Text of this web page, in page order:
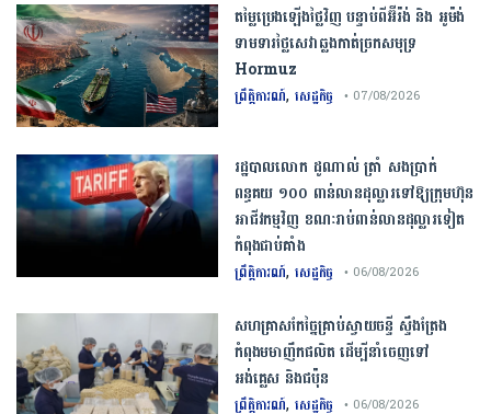
តម្លៃប្រេងឡើងថ្លៃវិញ បន្ទាប់ពីអ៊ីរ៉ង់ និង អូម៉ង់
ទាមទារថ្លៃសេវាឆ្លងកាត់ច្រកសមុទ្រ
Hormuz
ព្រឹត្តិការណ៍, សេដ្ឋកិច្ច • 07/08/2026
រដ្ឋបាលលោក ដូណាល់ ត្រាំ សងប្រាក់
ពន្ធគយ ១០០ ពាន់លានដុល្លារទៅឱ្យក្រុមហ៊ុន
អាជីវកម្មវិញ ខណៈរាប់ពាន់លានដុល្លារទៀត
កំពុងជាប់គាំង
ព្រឹត្តិការណ៍, សេដ្ឋកិច្ច • 06/08/2026
សហគ្រាសកែច្នៃគ្រាប់ស្វាយចន្ទី ស្ទឹងត្រែង
កំពុងមមាញឹកផលិត ដើម្បីនាំចេញទៅ
អង់គ្លេស និងជប៉ុន
ព្រឹត្តិការណ៍, សេដ្ឋកិច្ច • 06/08/2026